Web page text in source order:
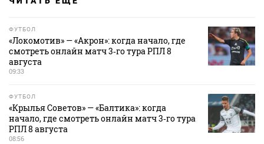
ФУТБОЛ
«Локомотив» — «Акрон»: когда начало, где
смотреть онлайн матч 3‑го тура РПЛ 8
августа
09:33
ФУТБОЛ
«Крылья Советов» — «Балтика»: когда
начало, где смотреть онлайн матч 3‑го тура
РПЛ 8 августа
08:56